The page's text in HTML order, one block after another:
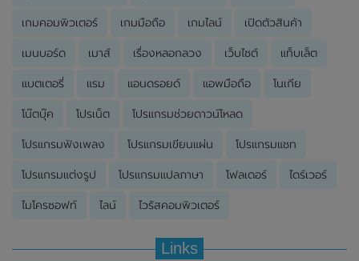
เกมคอมพิวเตอร์ เกมมือถือ เกมไลน์ เปิดตัวสินค้า
เมนบอร์ด เมาส์ เรื่องหลอกลวง เว็บไซต์ แท็บเล็ต
แบตเตอรี่ แรม แอนดรอยด์ แอพมือถือ โนเกีย
โน๊ตบุ๊ค โปรเน็ต โปรแกรมช่วยดาวน์โหลด
โปรแกรมฟังเพลง โปรแกรมเขียนแผ่น โปรแกรมแชท
โปรแกรมแต่งรูป โปรแกรมแปลภาษา โฟลเดอร์ ไดร์เวอร์
ไมโครซอฟท์ ไลน์ ไวรัสคอมพิวเตอร์
Links